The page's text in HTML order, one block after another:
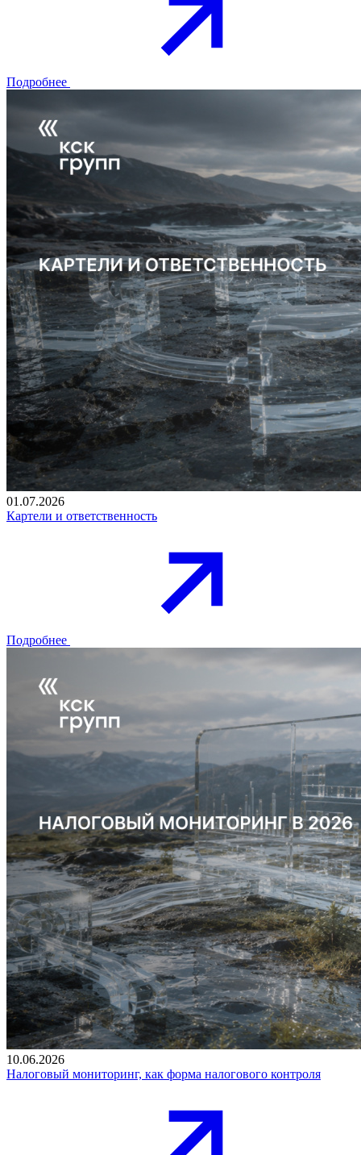
Подробнее
01.07.2026
Картели и ответственность
Подробнее
10.06.2026
Налоговый мониторинг, как форма налогового контроля